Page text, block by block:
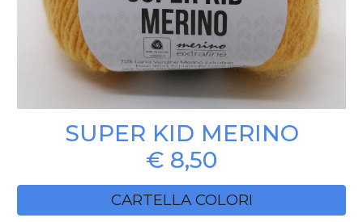
SUPER KID MERINO
€ 8,50
CARTELLA COLORI